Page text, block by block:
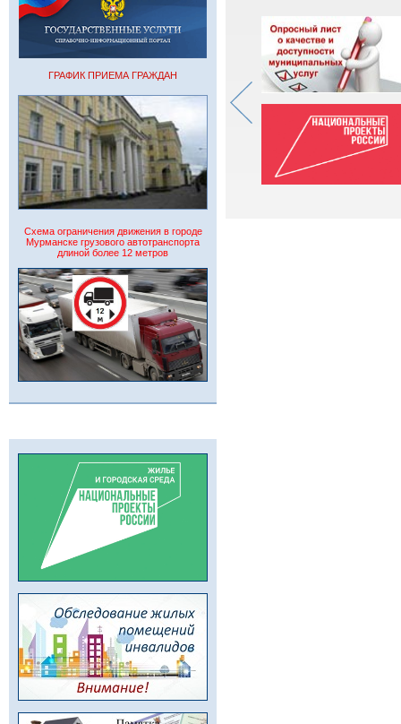
ГРАФИК ПРИЕМА ГРАЖДАН
Схема ограничения движения в городе
Мурманске грузового автотранспорта
длиной более 12 метров